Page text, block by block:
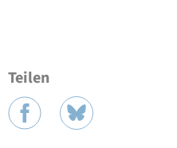
Teilen